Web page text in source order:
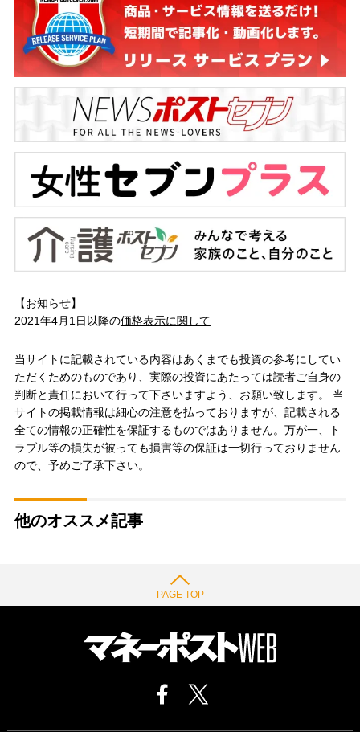
【お知らせ】
2021年4月1日以降の価格表示に関して
当サイトに記載されている内容はあくまでも投資の参考にしてい
ただくためのものであり、実際の投資にあたっては読者ご自身の
判断と責任において行って下さいますよう、お願い致します。 当
サイトの掲載情報は細心の注意を払っておりますが、記載される
全ての情報の正確性を保証するものではありません。万が一、ト
ラブル等の損失が被っても損害等の保証は一切行っておりません
ので、予めご了承下さい。
他のオススメ記事
PAGE TOP